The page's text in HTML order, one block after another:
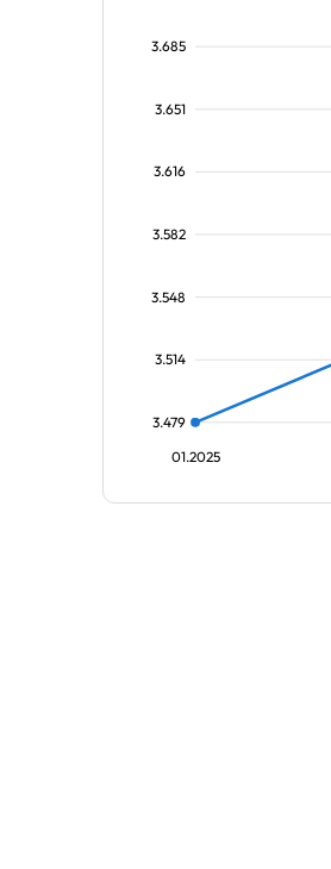
3.479
3.514
3.548
3.582
3.616
3.651
3.685
01.2025